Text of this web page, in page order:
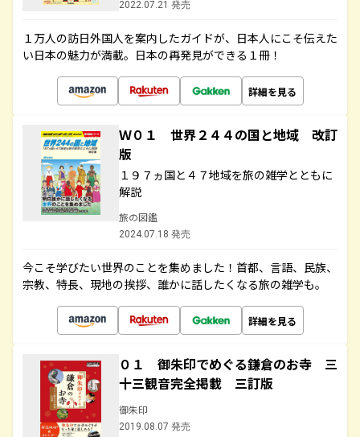
2022.07.21 発売
１万人の訪日外国人を案内したガイドが、日本人にこそ伝えた
い日本の魅力が満載。日本の再発見ができる１冊！
詳細を見る
Ｗ０１ 世界２４４の国と地域 改訂
版
１９７ヵ国と４７地域を旅の雑学とともに
解説
旅の図鑑
2024.07.18 発売
今こそ学びたい世界のことを集めました！首都、言語、民族、
宗教、特長、現地の挨拶、誰かに話したくなる旅の雑学も。
詳細を見る
０１ 御朱印でめぐる鎌倉のお寺 三
十三観音完全掲載 三訂版
御朱印
2019.08.07 発売